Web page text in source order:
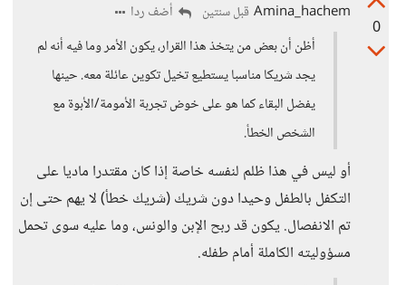
0
Amina_hachem قبل سنتين
أضف ردا
أظن أن بعض من يتخذ هذا القرار، يكون الأمر وما فيه أنه لم
يجد شريكا مناسبا يستطيع تخيل تكوين عائلة معه. حينها
يفضل البقاء كما هو على خوض تجربة الأمومة/الأبوة مع
الشخص الخطأ.
أو ليس في هذا ظلم لنفسه خاصة إذا كان مقتدرا ماديا على
التكفل بالطفل وحيدا دون شريك (شريك خطأ) لا يهم حتى إن
تم الانفصال. يكون قد ربح الإبن والونس، وما عليه سوى تحمل
مسؤوليته الكاملة أمام طفله.